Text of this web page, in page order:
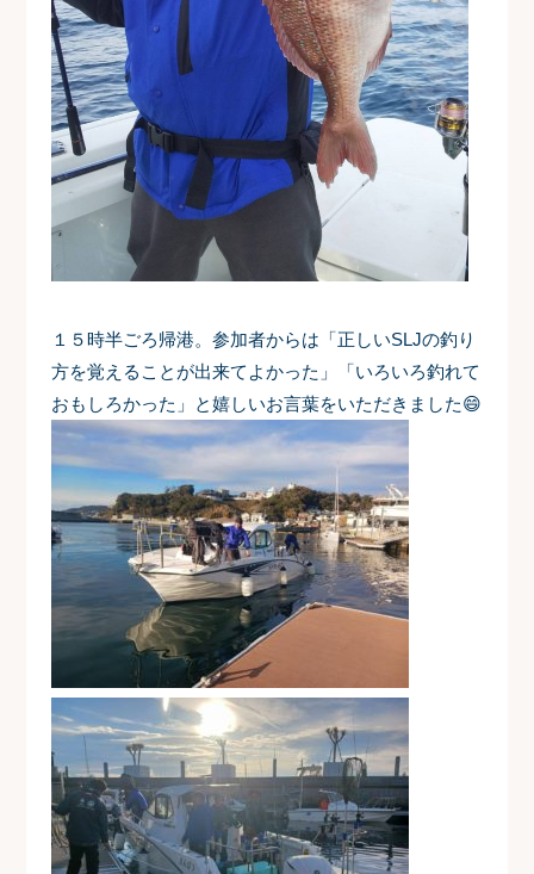
１５時半ごろ帰港。参加者からは「正しいSLJの釣り
方を覚えることが出来てよかった」「いろいろ釣れて
おもしろかった」と嬉しいお言葉をいただきました😄